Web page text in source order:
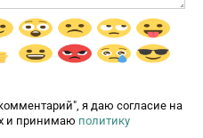
я даю согласие на
и принимаю политику